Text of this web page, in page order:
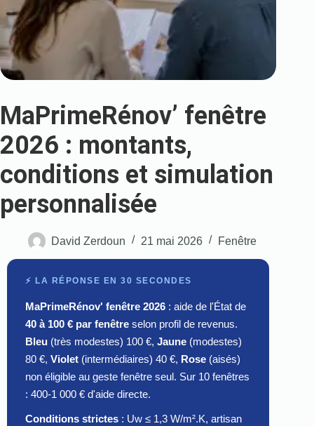
MaPrimeRénov’ fenêtre
2026 : montants,
conditions et simulation
personnalisée
David Zerdoun 21 mai 2026 Fenêtre
⚡ LA RÉPONSE EN 30 SECONDES
MaPrimeRénov' fenêtre 2026 : aide de l'État de
40 à 100 € par fenêtre selon profil de revenus.
Bleu (très modestes) 100 €, Jaune (modestes)
80 €, Violet (intermédiaires) 40 €, Rose (aisés)
non éligible au geste fenêtre seul. Sur 10 fenêtres
: 400-1 000 € d'aide directe.
Conditions strictes : Uw ≤ 1,3 W/m².K, artisan